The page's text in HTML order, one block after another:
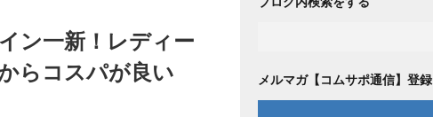
ン一新！レディー
らコスパが良い
メルマガ【コムサポ通信】登録